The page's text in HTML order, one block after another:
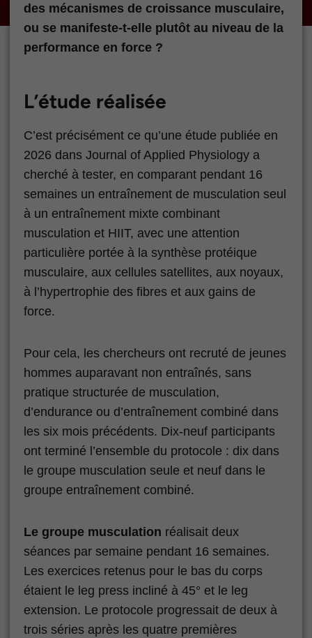
des mécanismes de croissance musculaire,
ou se manifeste-t-elle plutôt au niveau de la
performance en force ?
L’étude réalisée
C’est précisément ce qu’une étude publiée en
2026 dans Journal of Applied Physiology a
cherché à tester, en comparant pendant 16
semaines un entraînement de musculation seul
à un entraînement mixte combinant
musculation et HIIT, avec une attention
particulière portée à la synthèse protéique
musculaire, aux cellules satellites, aux noyaux,
à l’hypertrophie des fibres et aux gains de
force.
Pour cela, les chercheurs ont recruté de jeunes
hommes auparavant non entraînés, sans
pratique structurée de musculation,
d’endurance ou d’entraînement combiné dans
les six mois précédents. Dix-neuf participants
ont terminé l’ensemble du protocole : dix dans
le groupe musculation seule et neuf dans le
groupe entraînement combiné.
Le groupe musculation réalisait deux
séances par semaine pendant 16 semaines.
Les exercices retenus pour le bas du corps
étaient le leg press incliné à 45° et le leg
extension. Le protocole progressait de deux à
trois séries après les quatre premières